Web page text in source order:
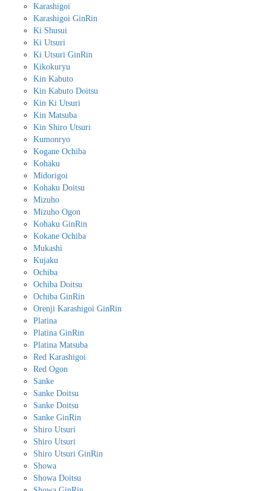
Karashigoi
Karashigoi GinRin
Ki Shusui
Ki Utsuri
Ki Utsuri GinRin
Kikokuryu
Kin Kabuto
Kin Kabuto Doitsu
Kin Ki Utsuri
Kin Matsuba
Kin Shiro Utsuri
Kumonryo
Kogane Ochiba
Kohaku
Midorigoi
Kohaku Doitsu
Mizuho
Mizuho Ogon
Kohaku GinRin
Kokane Ochiba
Mukashi
Kujaku
Ochiba
Ochiba Doitsu
Ochiba GinRin
Orenji Karashigoi GinRin
Platina
Platina GinRin
Platina Matsuba
Red Karashigoi
Red Ogon
Sanke
Sanke Doitsu
Sanke Doitsu
Sanke GinRin
Shiro Utsuri
Shiro Utsuri
Shiro Utsuri GinRin
Showa
Showa Doitsu